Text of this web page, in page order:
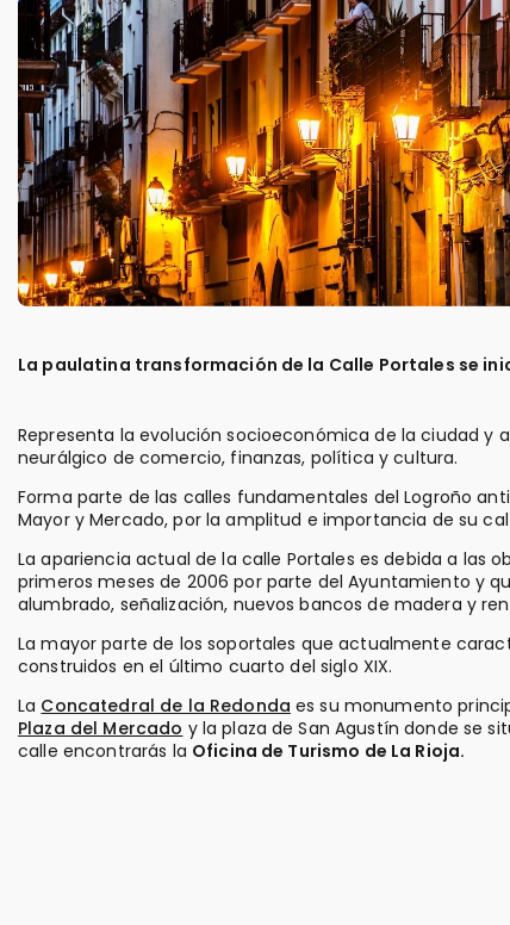
La paulatina transformación de la Calle Portales se
Representa la evolución socioeconómica de la ciudad y
neurálgico de comercio, finanzas, política y cultura.
Forma parte de las calles fundamentales del Logroño
Mayor y Mercado, por la amplitud e importancia de su
La apariencia actual de la calle Portales es debida a las
primeros meses de 2006 por parte del Ayuntamiento y
alumbrado, señalización, nuevos bancos de madera y
La mayor parte de los soportales que actualmente
construidos en el último cuarto del siglo XIX.
La Concatedral de la Redonda es su monumento
Plaza del Mercado y la plaza de San Agustín donde se
calle encontrarás la Oficina de Turismo de La Rioja.